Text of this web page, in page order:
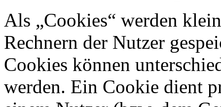
Als „Cookies“ werden
Rechnern der Nutzer
Cookies können
werden. Ein Cookie dient